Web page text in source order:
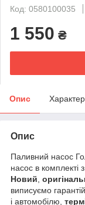
Код: 0580100035
1 550 ₴
Опис
Опис
Паливний насос
насос в комплекті з
Новий
виписуємо
і автомобілю,